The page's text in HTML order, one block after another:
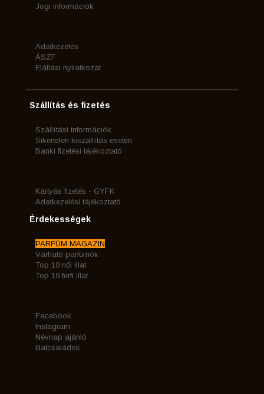
Jogi információk
Adatkezelés
ÁSZF
Elállási nyilatkozat
Szállítás és fizetés
Szállítási információk
Sikertelen kiszállítás esetén
Banki fizetési tájékoztató
Kártyás fizetés - GYFK
Adatkezelési tájékoztató
Érdekességek
PARFÜM MAGAZIN
Várható parfümök
Top 10 női illat
Top 10 férfi illat
Facebook
Instagram
Névnap ajánló
Illatcsaládok